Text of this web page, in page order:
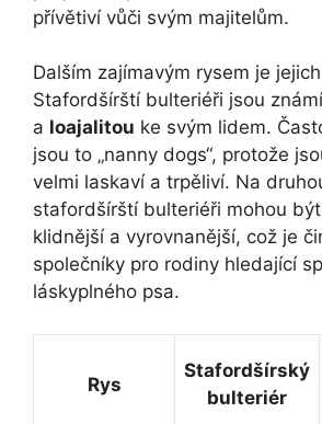
přívětiví vůči svým majitelům.
Dalším zajímavým rysem je
Stafordšírští bulteriéři jsou
a loajalitou ke svým lidem.
jsou to „nanny dogs“, protože
velmi laskaví a trpěliví. Na
stafordšírští bulteriéři mohou
klidnější a vyrovnanější, což je
společníky pro rodiny hledající
láskyplného psa.
Rys
Stafordšírský
bulteriér